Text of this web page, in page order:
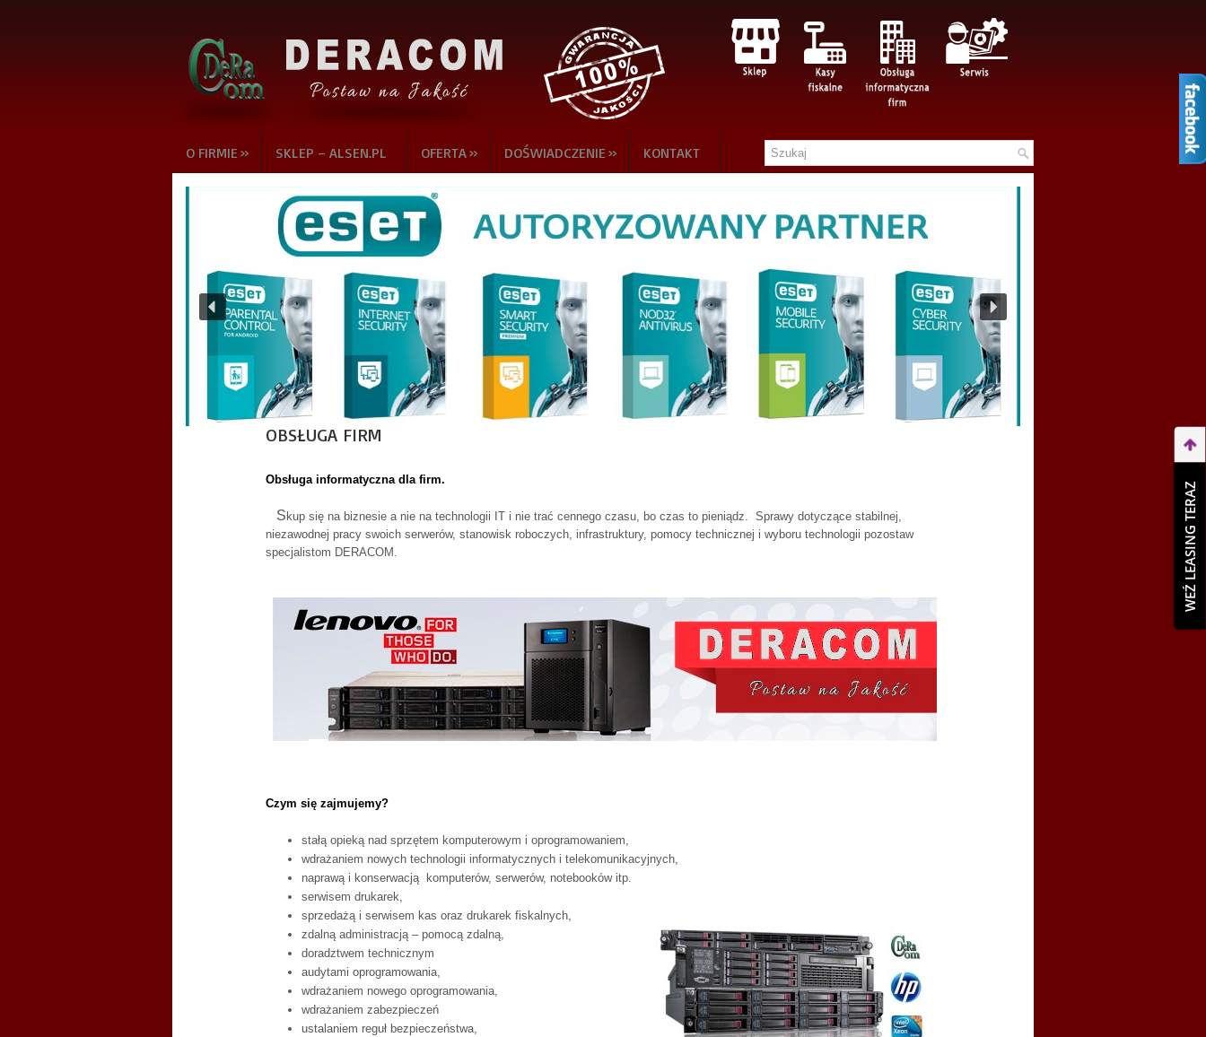
O FIRMIE » SKLEP – ALSEN.PL OFERTA» DOŚWIADCZENIE » KONTAKT
OBSŁUGA FIRM
Obsługa informatyczna dla firm.
S kup się na biznesie a nie na technologii IT i nie trać cennego czasu, bo czas to pieniądz. Sprawy dotyczące stabilnej,
niezawodnej pracy swoich serwerów, stanowisk roboczych, infrastruktury, pomocy technicznej i wyboru technologii pozostaw
specjalistom DERACOM.
Czym się zajmujemy?
stałą opieką nad sprzętem komputerowym i oprogramowaniem,
wdrażaniem nowych technologii informatycznych i telekomunikacyjnych,
naprawą i konserwacją komputerów, serwerów, notebooków itp.
serwisem drukarek,
sprzedażą i serwisem kas oraz drukarek fiskalnych,
zdalną administracją – pomocą zdalną,
doradztwem technicznym
audytami oprogramowania,
wdrażaniem nowego oprogramowania,
wdrażaniem zabezpieczeń
ustalaniem reguł bezpieczeństwa,
WEŹ LEASING TERAZ